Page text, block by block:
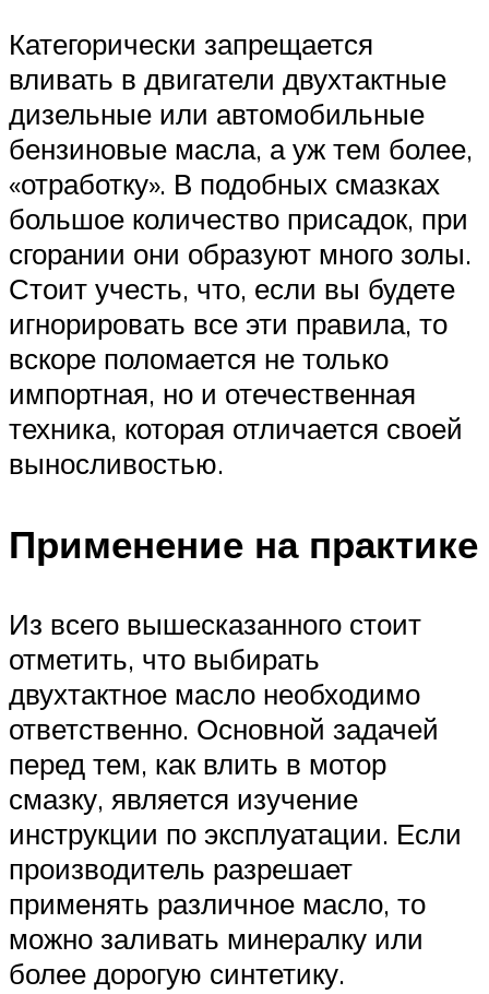
Категорически запрещается
вливать в двигатели двухтактные
дизельные или автомобильные
бензиновые масла, а уж тем более,
«отработку». В подобных смазках
большое количество присадок, при
сгорании они образуют много золы.
Стоит учесть, что, если вы будете
игнорировать все эти правила, то
вскоре поломается не только
импортная, но и отечественная
техника, которая отличается своей
выносливостью.
Применение на практике
Из всего вышесказанного стоит
отметить, что выбирать
двухтактное масло необходимо
ответственно. Основной задачей
перед тем, как влить в мотор
смазку, является изучение
инструкции по эксплуатации. Если
производитель разрешает
применять различное масло, то
можно заливать минералку или
более дорогую синтетику.